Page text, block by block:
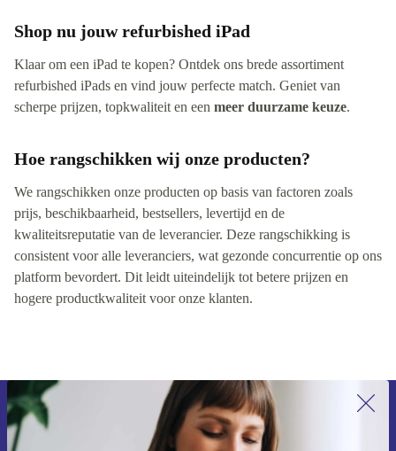
Shop nu jouw refurbished iPad
Klaar om een iPad te kopen? Ontdek ons brede assortiment
refurbished iPads en vind jouw perfecte match. Geniet van
scherpe prijzen, topkwaliteit en een meer duurzame keuze.
Hoe rangschikken wij onze producten?
We rangschikken onze producten op basis van factoren zoals
prijs, beschikbaarheid, bestsellers, levertijd en de
kwaliteitsreputatie van de leverancier. Deze rangschikking is
consistent voor alle leveranciers, wat gezonde concurrentie op ons
platform bevordert. Dit leidt uiteindelijk tot betere prijzen en
hogere productkwaliteit voor onze klanten.
Meld je aan voor onze nieuwsbrief en
ontvang €15 korting!